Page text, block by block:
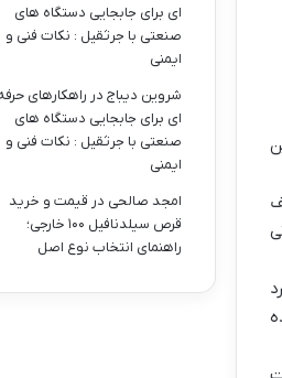
ای برای جابجایی دستگاه های
صنعتی با جرثقیل : نکات فنی و
ایمنی
شروین دیباجدر راهکارهای
ای برای جابجایی دستگاه های
صنعتی با جرثقیل : نکات فنی و
ایمنی
امجد صالحی در قیمت و خرید
قرص سیلدنافیل ۱۰۰ خارجی؛
راهنمای انتخاب نوع اصل